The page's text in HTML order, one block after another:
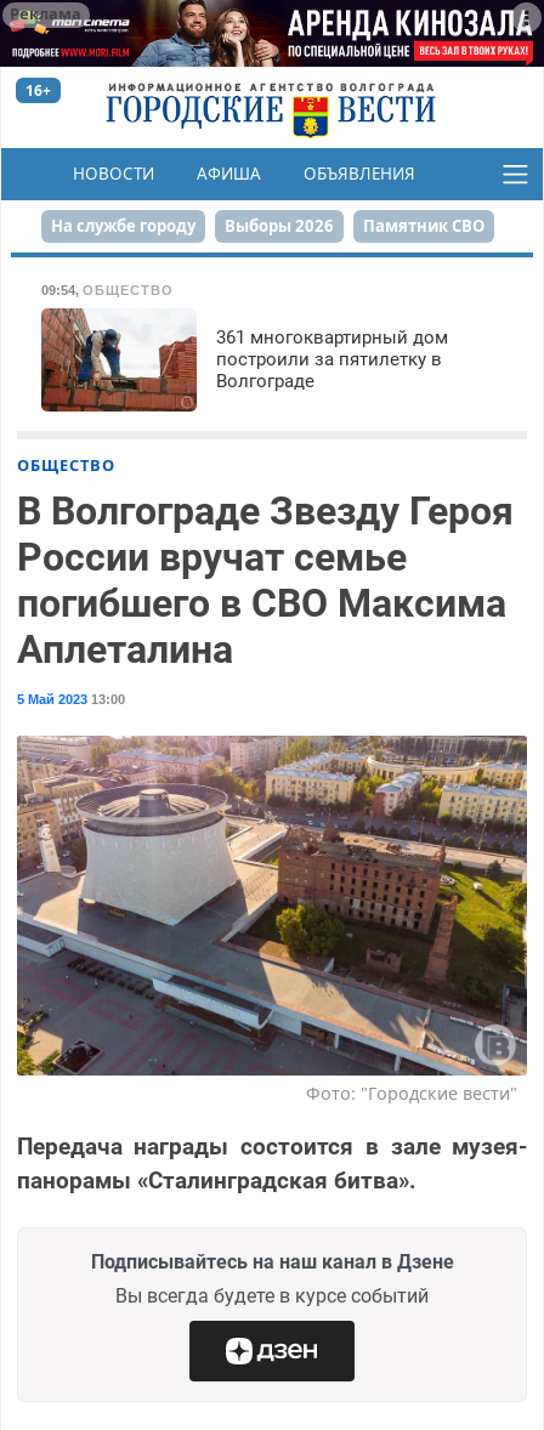
Реклама
16+
НОВОСТИ АФИША ОБЪЯВЛЕНИЯ
КОНКУРСЫ
На службе городу Выборы 2026 Памятник СВО
Набережная День Победы Реконструкция ЦПКиО
80-летие Победы Парк Героев-летчиков
09:54, ОБЩЕСТВО
361 многоквартирный дом
построили за пятилетку в
Волгограде
ОБЩЕСТВО
В Волгограде Звезду Героя
России вручат семье
погибшего в СВО Максима
Аплеталина
5 Май 202313:00
Фото: "Городские вести"
Передача награды состоится в зале музея-
панорамы «Сталинградская битва».
Подписывайтесь на наш канал в Дзене
Вы всегда будете в курсе событий